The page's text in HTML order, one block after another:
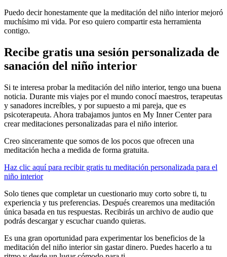
Puedo decir honestamente que la meditación del niño interior mejoró
muchísimo mi vida. Por eso quiero compartir esta herramienta
contigo.
Recibe gratis una sesión personalizada de
sanación del niño interior
Si te interesa probar la meditación del niño interior, tengo una buena
noticia. Durante mis viajes por el mundo conocí maestros, terapeutas
y sanadores increíbles, y por supuesto a mi pareja, que es
psicoterapeuta. Ahora trabajamos juntos en My Inner Center para
crear meditaciones personalizadas para el niño interior.
Creo sinceramente que somos de los pocos que ofrecen una
meditación hecha a medida de forma gratuita.
Haz clic aquí para recibir gratis tu meditación personalizada para el
niño interior
Solo tienes que completar un cuestionario muy corto sobre ti, tu
experiencia y tus preferencias. Después crearemos una meditación
única basada en tus respuestas. Recibirás un archivo de audio que
podrás descargar y escuchar cuando quieras.
Es una gran oportunidad para experimentar los beneficios de la
meditación del niño interior sin gastar dinero. Puedes hacerlo a tu